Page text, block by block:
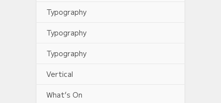
Typography
Typography
Typography
Vertical
What’s On